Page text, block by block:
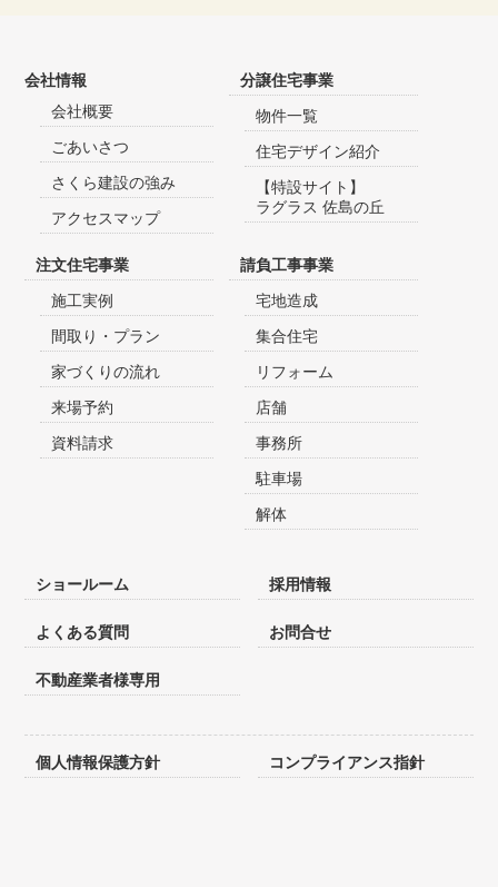
会社情報
会社概要
ごあいさつ
さくら建設の強み
アクセスマップ
分譲住宅事業
物件一覧
住宅デザイン紹介
【特設サイト】
ラグラス 佐島の丘
注文住宅事業
施工実例
間取り・プラン
家づくりの流れ
来場予約
資料請求
請負工事事業
宅地造成
集合住宅
リフォーム
店舗
事務所
駐車場
解体
ショールーム 採用情報
よくある質問 お問合せ
不動産業者様専用
個人情報保護方針 コンプライアンス指針